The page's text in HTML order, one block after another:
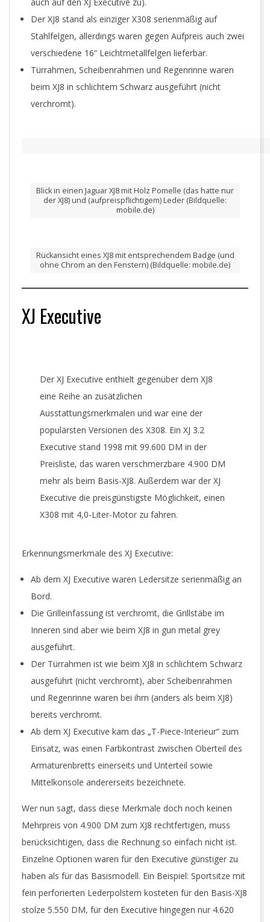
Der XJ8 stand als einziger X308 serienmäßig auf
Stahlfelgen, allerdings waren gegen Aufpreis auch zwei
verschiedene 16“ Leichtmetallfelgen lieferbar.
Türrahmen, Scheibenrahmen und Regenrinne waren
beim XJ8 in schlichtem Schwarz ausgeführt (nicht
verchromt).
Blick in einen Jaguar XJ8 mit Holz Pomelle (das hatte nur
der XJ8) und (aufpreispflichtigem) Leder (Bildquelle:
mobile.de)
Rückansicht eines XJ8 mit entsprechendem Badge (und
ohne Chrom an den Fenstern) (Bildquelle: mobile.de)
XJ Executive
Der XJ Executive enthielt gegenüber dem XJ8
eine Reihe an zusätzlichen
Ausstattungsmerkmalen und war eine der
populärsten Versionen des X308. Ein XJ 3.2
Executive stand 1998 mit 99.600 DM in der
Preisliste, das waren verschmerzbare 4.900 DM
mehr als beim Basis-XJ8. Außerdem war der XJ
Executive die preisgünstigste Möglichkeit, einen
X308 mit 4,0-Liter-Motor zu fahren.
Erkennungsmerkmale des XJ Executive:
Ab dem XJ Executive waren Ledersitze serienmäßig an
Bord.
Die Grilleinfassung ist verchromt, die Grillstäbe im
Inneren sind aber wie beim XJ8 in gun metal grey
ausgeführt.
Der Türrahmen ist wie beim XJ8 in schlichtem Schwarz
ausgeführt (nicht verchromt), aber Scheibenrahmen
und Regenrinne waren bei ihm (anders als beim XJ8)
bereits verchromt.
Ab dem XJ Executive kam das „T-Piece-Interieur“ zum
Einsatz, was einen Farbkontrast zwischen Oberteil des
Armaturenbretts einerseits und Unterteil sowie
Mittelkonsole andererseits bezeichnete.
Wer nun sagt, dass diese Merkmale doch noch keinen
Mehrpreis von 4.900 DM zum XJ8 rechtfertigen, muss
berücksichtigen, dass die Rechnung so einfach nicht ist.
Einzelne Optionen waren für den Executive günstiger zu
haben als für das Basismodell. Ein Beispiel: Sportsitze mit
fein perforierten Lederpolstern kosteten für den Basis-XJ8
stolze 5.550 DM, für den Executive hingegen nur 4.620